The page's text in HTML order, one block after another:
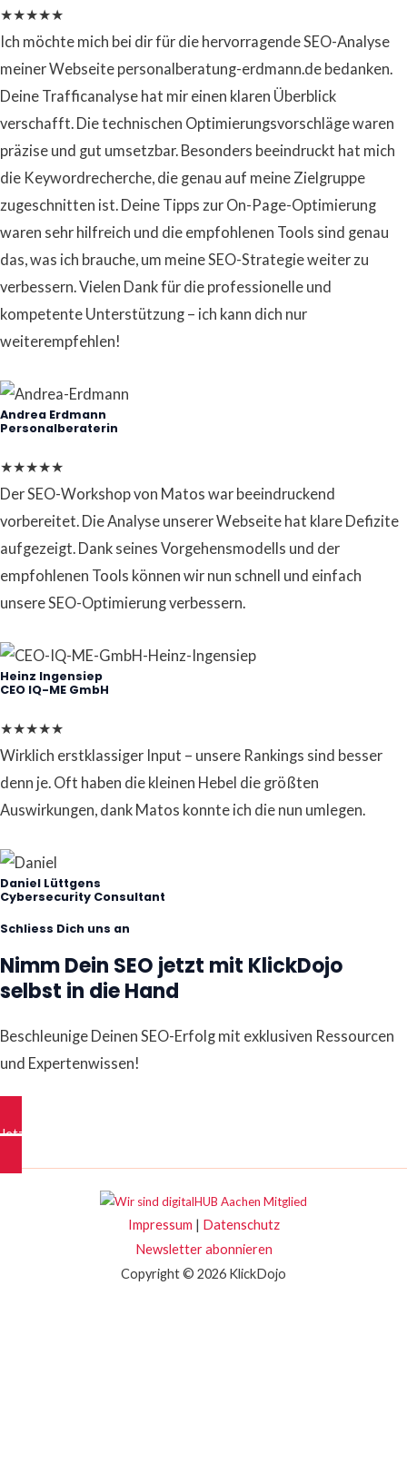
★★★★★
Ich möchte mich bei dir für die hervorragende SEO-Analyse
meiner Webseite personalberatung-erdmann.de bedanken.
Deine Trafficanalyse hat mir einen klaren Überblick
verschafft. Die technischen Optimierungsvorschläge waren
präzise und gut umsetzbar. Besonders beeindruckt hat mich
die Keywordrecherche, die genau auf meine Zielgruppe
zugeschnitten ist. Deine Tipps zur On-Page-Optimierung
waren sehr hilfreich und die empfohlenen Tools sind genau
das, was ich brauche, um meine SEO-Strategie weiter zu
verbessern. Vielen Dank für die professionelle und
kompetente Unterstützung – ich kann dich nur
weiterempfehlen!
Andrea Erdmann
Personalberaterin
★★★★★
Der SEO-Workshop von Matos war beeindruckend
vorbereitet. Die Analyse unserer Webseite hat klare Defizite
aufgezeigt. Dank seines Vorgehensmodells und der
empfohlenen Tools können wir nun schnell und einfach
unsere SEO-Optimierung verbessern.
Heinz Ingensiep
CEO IQ-ME GmbH
★★★★★
Wirklich erstklassiger Input – unsere Rankings sind besser
denn je. Oft haben die kleinen Hebel die größten
Auswirkungen, dank Matos konnte ich die nun umlegen.
Daniel Lüttgens
Cybersecurity Consultant
Schliess Dich uns an
Nimm Dein SEO jetzt mit KlickDojo
selbst in die Hand
Beschleunige Deinen SEO-Erfolg mit exklusiven Ressourcen
und Expertenwissen!
Jetzt kostenfrei starten
Impressum | Datenschutz
Newsletter abonnieren
Copyright © 2026 KlickDojo